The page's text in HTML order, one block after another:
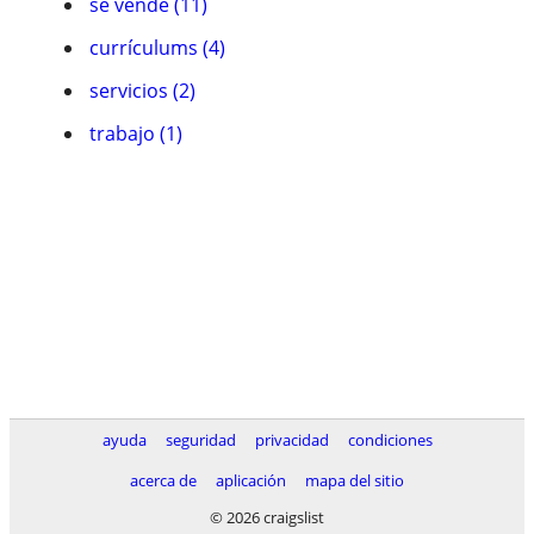
currículums (4)
servicios (2)
trabajo (1)
ayuda seguridad privacidad
condiciones
acerca de
aplicación
mapa del sitio
© 2026 craigslist